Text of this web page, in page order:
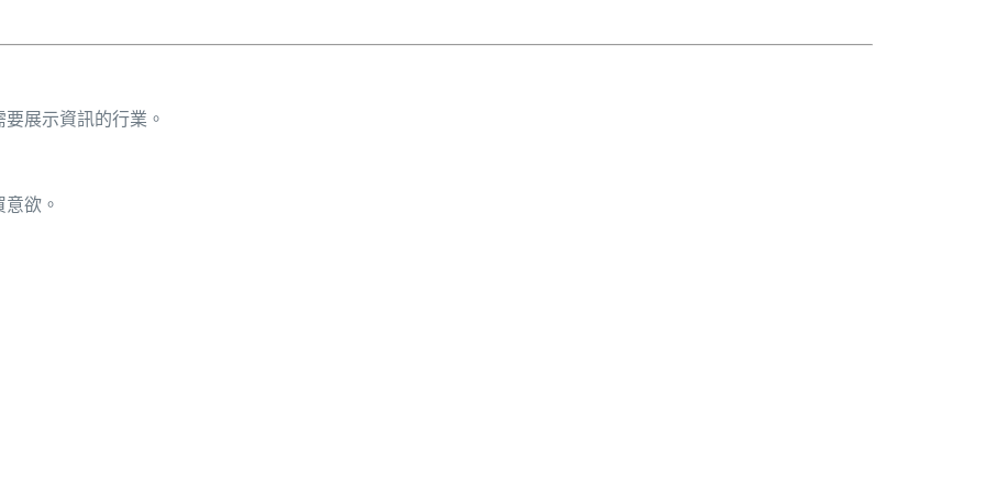
展示資訊的行業。
欲。